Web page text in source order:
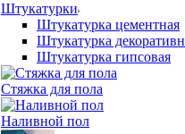
Штукатурки
Штукатурка цементная
Штукатурка
Штукатурка гипсовая
Стяжка для пола
Наливной пол